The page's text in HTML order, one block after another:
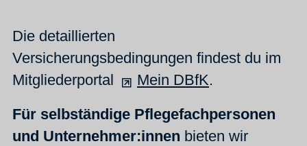
Die detaillierten
Versicherungsbedingungen findest du im
Mitgliederportal
Mein DBfK.
Für selbständige Pflegefachpersonen
und Unternehmer:innen bieten wir